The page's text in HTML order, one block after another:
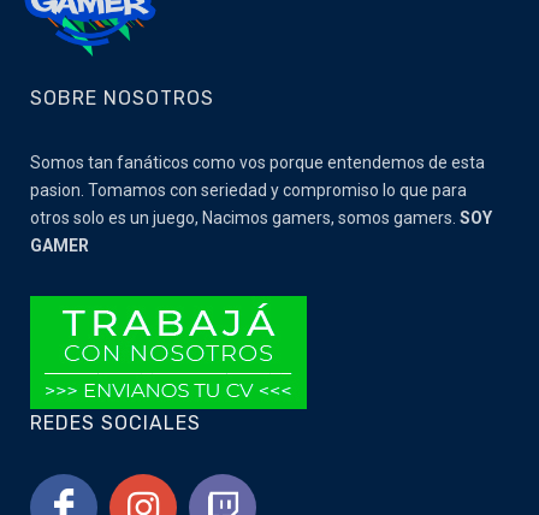
SOBRE NOSOTROS
Somos tan fanáticos como vos porque entendemos de esta
pasion. Tomamos con seriedad y compromiso lo que para
otros solo es un juego, Nacimos gamers, somos gamers. SOY
GAMER
REDES SOCIALES